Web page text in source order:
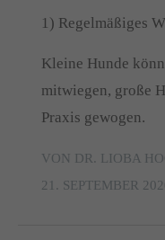
1) Regelmäßiges
Kleine Hunde
mitwiegen, große
Praxis gewogen.
VON DR. LIOBA
21. SEPTEMBER